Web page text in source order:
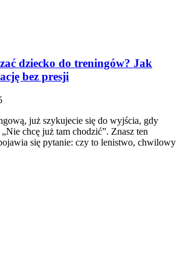
dziecko do treningów? Jak
bez presji
już szykujecie się do wyjścia, gdy
chcę już tam chodzić”. Znasz ten
się pytanie: czy to lenistwo, chwilowy